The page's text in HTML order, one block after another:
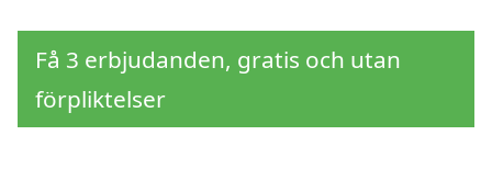
Få 3 erbjudanden, gratis och utan
förpliktelser